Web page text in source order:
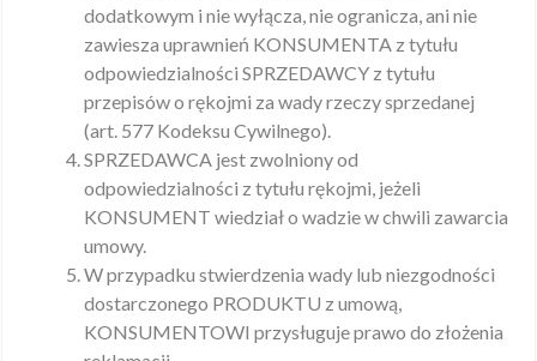
dodatkowym i nie wyłącza, nie ogranicza, ani nie
zawiesza uprawnień KONSUMENTA z tytułu
odpowiedzialności SPRZEDAWCY z tytułu
przepisów o rękojmi za wady rzeczy sprzedanej
(art. 577 Kodeksu Cywilnego).
SPRZEDAWCA jest zwolniony od
odpowiedzialności z tytułu rękojmi, jeżeli
KONSUMENT wiedział o wadzie w chwili zawarcia
umowy.
W przypadku stwierdzenia wady lub niezgodności
dostarczonego PRODUKTU z umową,
KONSUMENTOWI przysługuje prawo do złożenia